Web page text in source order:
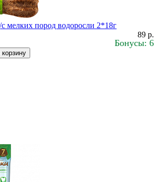
пород водоросли 2*18г
89 р.
Бонусы: 6
корзину